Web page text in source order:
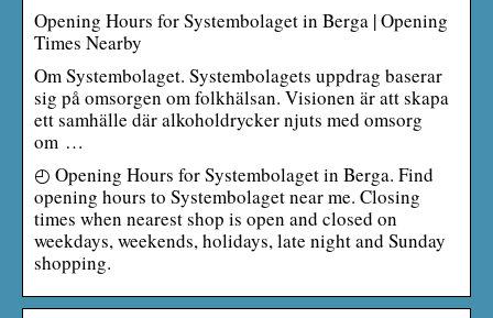
Opening Hours for Systembolaget in Berga | Opening
Times Nearby
Om Systembolaget. Systembolagets uppdrag baserar
sig på omsorgen om folkhälsan. Visionen är att skapa
ett samhälle där alkoholdrycker njuts med omsorg
om …
◴ Opening Hours for Systembolaget in Berga. Find
opening hours to Systembolaget near me. Closing
times when nearest shop is open and closed on
weekdays, weekends, holidays, late night and Sunday
shopping.